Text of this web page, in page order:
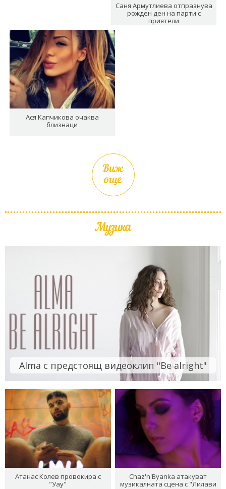
Саня Армутлиева отпразнува
рожден ден на парти с
приятели
Ася Капчикова очаква
близнаци
Виж
още
Музика
Alma с предстоящ видеоклип "Be alright"
Атанас Колев провокира с
"Уау"
Chaz'n'Byanka атакуват
музикалната сцена с "Лилави